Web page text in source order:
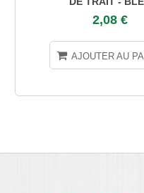
2,08 €
AJOUTER AU